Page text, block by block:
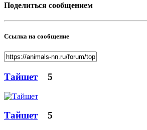
Поделиться сообщением
Ссылка на сообщение
Тайшет 5
Тайшет 5